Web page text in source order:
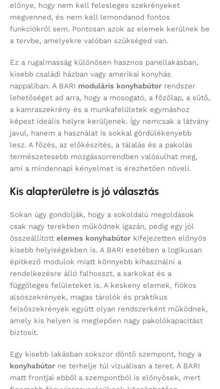
előnye, hogy nem kell felesleges szekrényeket
megvenned, és nem kell lemondanod fontos
funkciókról sem. Pontosan azok az elemek kerülnek be
a tervbe, amelyekre valóban szükséged van.
Ez a rugalmasság különösen hasznos panellakásban,
kisebb családi házban vagy amerikai konyhás
nappaliban. A BARI moduláris konyhabútor rendszer
lehetőséget ad arra, hogy a mosogató, a főzőlap, a sütő,
a kamraszekrény és a munkafelületek egymáshoz
képest ideális helyre kerüljenek. Így nemcsak a látvány
javul, hanem a használat is sokkal gördülékenyebb
lesz. A főzés, az előkészítés, a tálalás és a pakolás
természetesebb mozgássorrendben valósulhat meg,
ami a mindennapi kényelmet is érezhetően növeli.
Kis alapterületre is jó választás
Sokan úgy gondolják, hogy a sokoldalú megoldások
csak nagy terekben működnek igazán, pedig egy jól
összeállított elemes konyhabútor kifejezetten előnyös
kisebb helyiségekben is. A BARI esetében a logikusan
építkező modulok miatt könnyebb kihasználni a
rendelkezésre álló falhosszt, a sarkokat és a
függőleges felületeket is. A keskeny elemek, fiókos
alsószekrények, magas tárolók és praktikus
felsőszekrények együtt olyan rendszerként működnek,
amely kis helyen is meglepően nagy pakolókapacitást
biztosít.
Egy kisebb lakásban sokszor döntő szempont, hogy a
konyhabútor ne terhelje túl vizuálisan a teret. A BARI
matt frontjai ebből a szempontból is előnyösek, mert